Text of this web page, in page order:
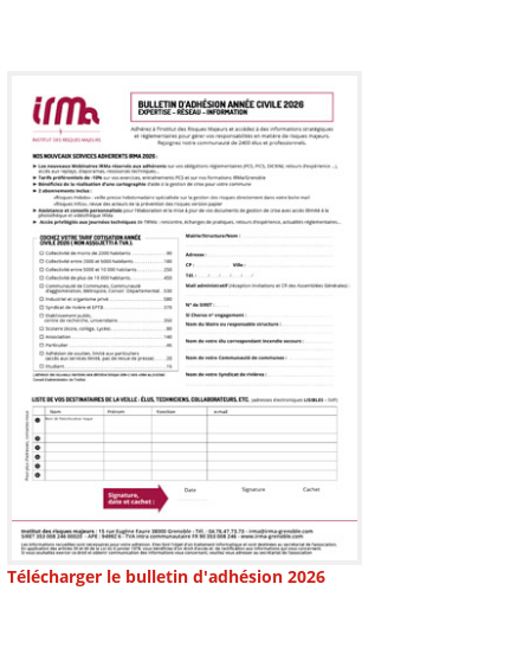
Télécharger le bulletin d'adhésion 2026